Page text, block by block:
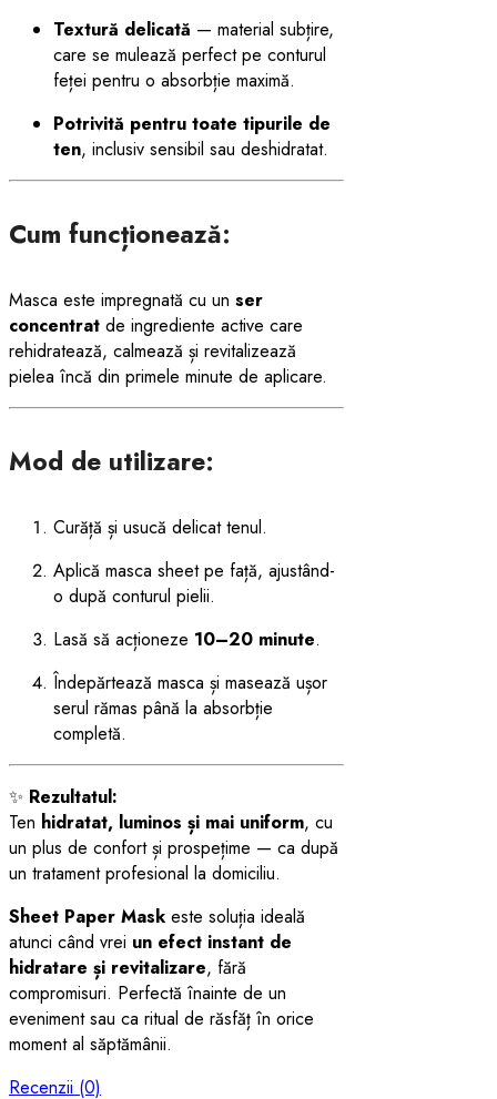
Textură delicată — material subțire,
care se mulează perfect pe conturul
feței pentru o absorbție maximă.
Potrivită pentru toate tipurile de
ten, inclusiv sensibil sau deshidratat.
Cum funcționează:
Masca este impregnată cu un ser
concentrat de ingrediente active care
rehidratează, calmează și revitalizează
pielea încă din primele minute de aplicare.
Mod de utilizare:
Curăță și usucă delicat tenul.
Aplică masca sheet pe față, ajustând-
o după conturul pielii.
Lasă să acționeze 10–20 minute.
Îndepărtează masca și masează ușor
serul rămas până la absorbție
completă.
✨ Rezultatul:
Ten hidratat, luminos și mai uniform, cu
un plus de confort și prospețime — ca după
un tratament profesional la domiciliu.
Sheet Paper Maskeste soluția ideală
atunci când vrei un efect instant de
hidratare și revitalizare, fără
compromisuri. Perfectă înainte de un
eveniment sau ca ritual de răsfăț în orice
moment al săptămânii.
Recenzii (0)